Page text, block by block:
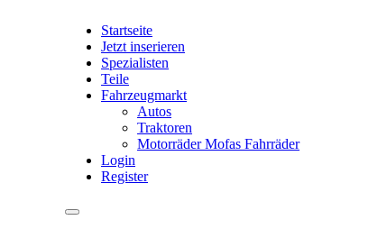
Startseite
Jetzt inserieren
Spezialisten
Teile
Fahrzeugmarkt
Autos
Traktoren
Motorräder Mofas Fahrräder
Login
Register